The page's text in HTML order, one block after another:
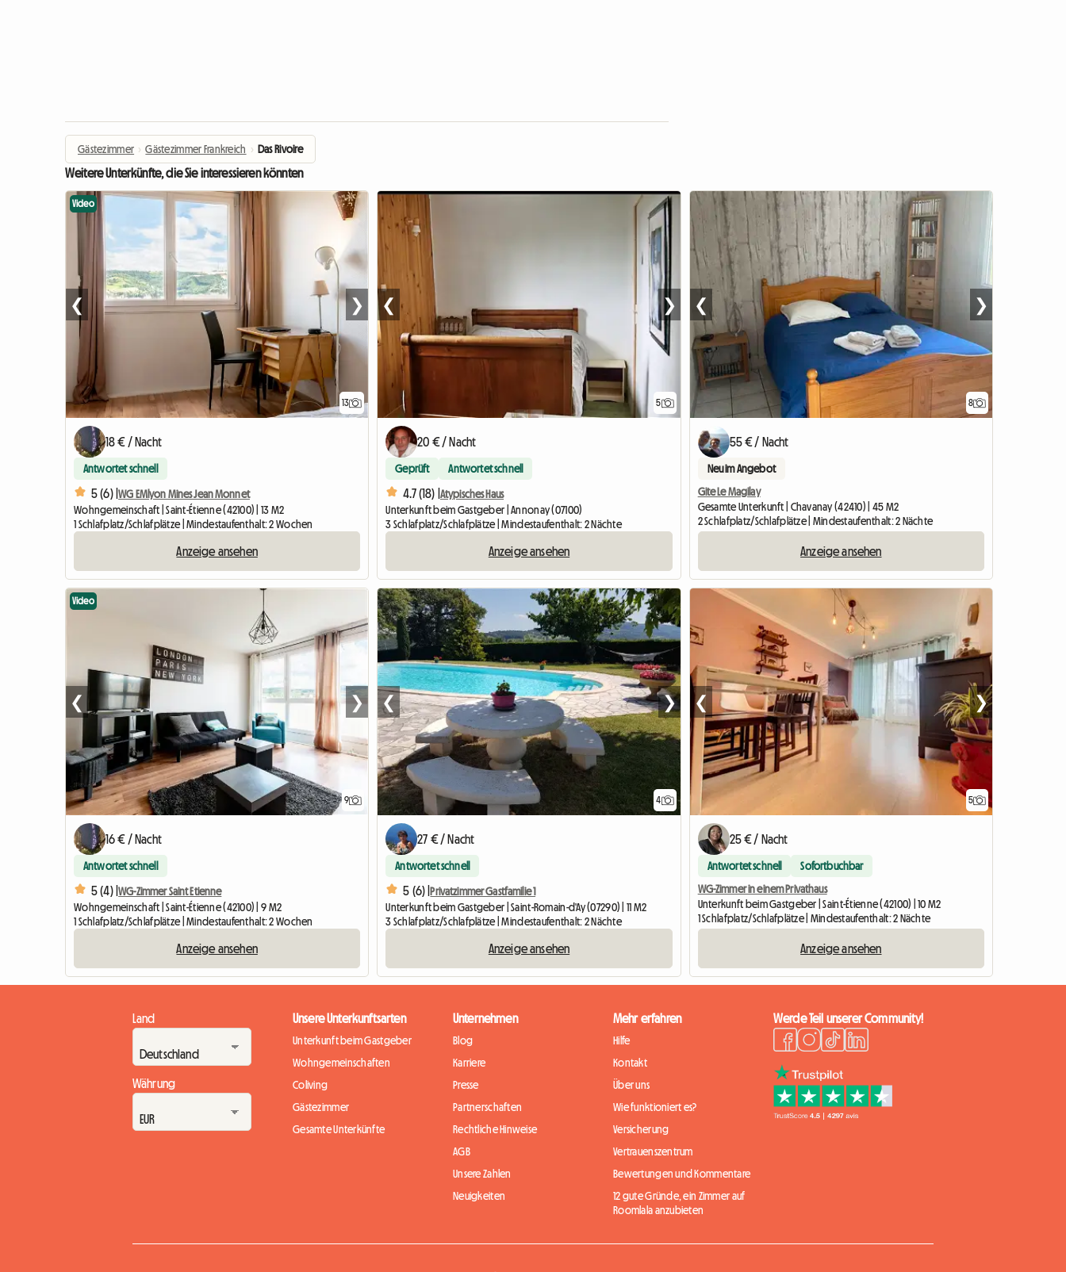
Gästezimmer › Gästezimmer Frankreich › Das Rivoire
Weitere Unterkünfte, die Sie interessieren könnten
13
Video
❮ ❯
18 € / Nacht
Antwortet schnell
5 (6) |WG EMlyon Mines Jean Monnet
Wohngemeinschaft | Saint-Étienne (42100) | 13 M2
1 Schlafplatz/Schlafplätze | Mindestaufenthalt: 2 Wochen
Anzeige ansehen
5
❮ ❯
20 € / Nacht
Geprüft Antwortet schnell
4.7 (18) | Atypisches Haus
Unterkunft beim Gastgeber | Annonay (07100)
3 Schlafplatz/Schlafplätze | Mindestaufenthalt: 2 Nächte
Anzeige ansehen
8
❮ ❯
55 € / Nacht
Neu im Angebot
Gite Le Magilay
Gesamte Unterkunft | Chavanay (42410) | 45 M2
2 Schlafplatz/Schlafplätze | Mindestaufenthalt: 2 Nächte
Anzeige ansehen
9
Video
❮ ❯
16 € / Nacht
Antwortet schnell
5 (4) |WG-Zimmer Saint Etienne
Wohngemeinschaft | Saint-Étienne (42100) | 9 M2
1 Schlafplatz/Schlafplätze | Mindestaufenthalt: 2 Wochen
Anzeige ansehen
4
❮ ❯
27 € / Nacht
Antwortet schnell
5 (6) |Privatzimmer Gastfamilie 1
Unterkunft beim Gastgeber | Saint-Romain-d'Ay (07290) | 11 M2
3 Schlafplatz/Schlafplätze | Mindestaufenthalt: 2 Nächte
Anzeige ansehen
5
❮ ❯
25 € / Nacht
Antwortet schnell Sofortbuchbar
WG-Zimmer in einem Privathaus
Unterkunft beim Gastgeber | Saint-Étienne (42100) | 10 M2
1 Schlafplatz/Schlafplätze | Mindestaufenthalt: 2 Nächte
Anzeige ansehen
Land
Währung
Unsere Unterkunftsarten
Unterkunft beim Gastgeber
Wohngemeinschaften
Coliving
Gästezimmer
Gesamte Unterkünfte
Unternehmen
Blog
Karriere
Presse
Partnerschaften
Rechtliche Hinweise
AGB
Unsere Zahlen
Neuigkeiten
Mehr erfahren
Hilfe
Kontakt
Über uns
Wie funktioniert es?
Versicherung
Vertrauenszentrum
Bewertungen und Kommentare
12 gute Gründe, ein Zimmer auf
Roomlala anzubieten
Werde Teil unserer Community!